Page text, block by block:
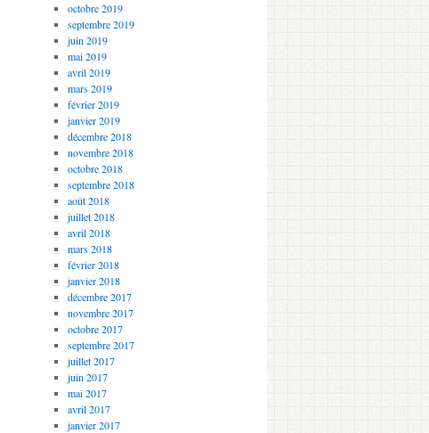
octobre 2019
septembre 2019
juin 2019
mai 2019
avril 2019
mars 2019
février 2019
janvier 2019
décembre 2018
novembre 2018
octobre 2018
septembre 2018
août 2018
juillet 2018
avril 2018
mars 2018
février 2018
janvier 2018
décembre 2017
novembre 2017
octobre 2017
septembre 2017
juillet 2017
juin 2017
mai 2017
avril 2017
janvier 2017